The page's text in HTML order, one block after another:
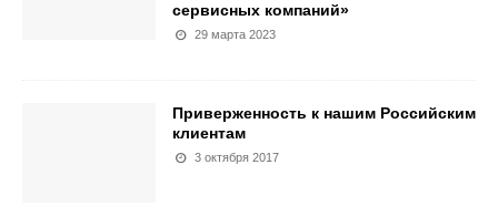
сервисных компаний»
29 марта 2023
Приверженность к нашим Российским
клиентам
3 октября 2017